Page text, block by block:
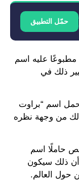
حمّل التطبيق
عليه اسم
ذلك في
اسم “براوت
ذلك من وجهة نظره
حاملًا اسم
أن ذلك سيكون
حول العالم.